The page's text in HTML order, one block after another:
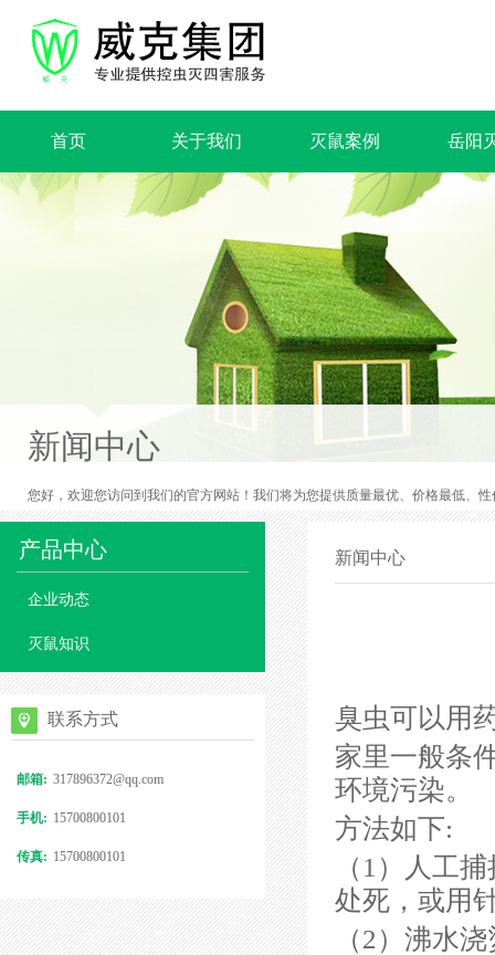
首页 关于我们 灭鼠案例 岳阳
新闻中心
您好，欢迎您访问到我们的官方网站！我们将为您提供质量最优、价格最低、
产品中心
企业动态
灭鼠知识
联系方式
邮箱: 317896372@qq.com
手机: 15700800101
传真: 15700800101
新闻中心
臭虫可以用
家里一般条
环境污染。
方法如下:
（1）人工
处死，或用
（2）沸水